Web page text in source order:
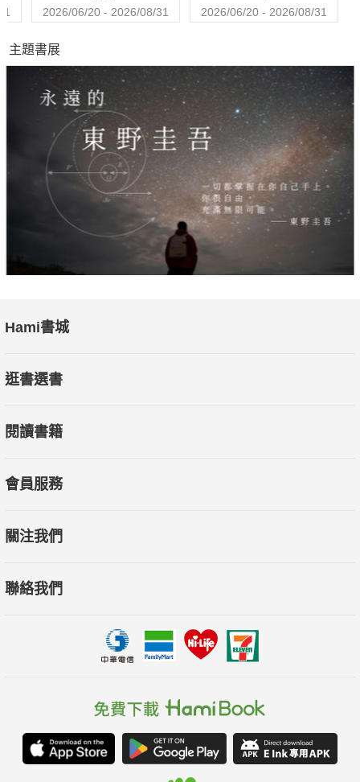
2026/06/20 - 2026/08/31 2026/06/20 - 2026/08/31
主題書展
Hami書城
逛書選書
閱讀書籍
會員服務
關注我們
聯絡我們